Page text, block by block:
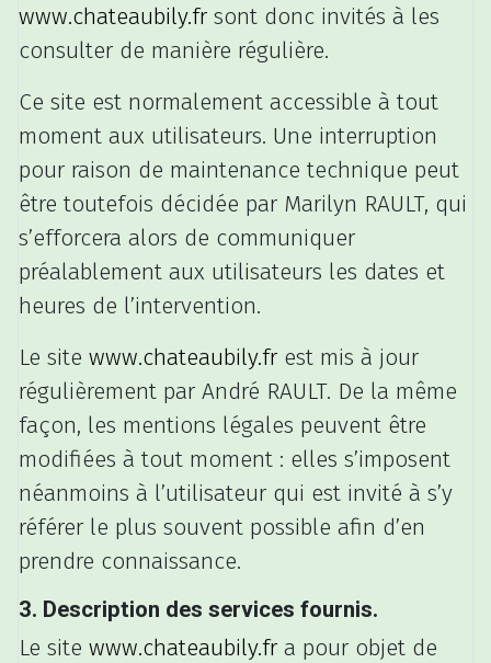
www.chateaubily.fr sont donc invités à les
consulter de manière régulière.
Ce site est normalement accessible à tout
moment aux utilisateurs. Une interruption
pour raison de maintenance technique peut
être toutefois décidée par Marilyn RAULT, qui
s’efforcera alors de communiquer
préalablement aux utilisateurs les dates et
heures de l’intervention.
Le site www.chateaubily.fr est mis à jour
régulièrement par André RAULT. De la même
façon, les mentions légales peuvent être
modifiées à tout moment : elles s’imposent
néanmoins à l’utilisateur qui est invité à s’y
référer le plus souvent possible afin d’en
prendre connaissance.
3. Description des services fournis.
Le site www.chateaubily.fr a pour objet de